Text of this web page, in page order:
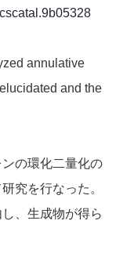
annulative
and the
の環化二量化の
究を行なった。
、生成物が得ら